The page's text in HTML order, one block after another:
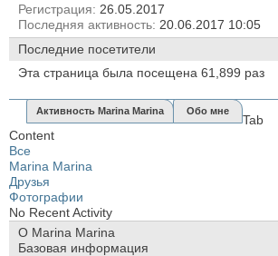
Регистрация
26.05.2017
Последняя активность 20.06.2017 10:05
Последние посетители
Эта страница была посещена 61,899 раз
Активность Marina Marina Обо мне
Tab
Content
Все
Marina Marina
Друзья
Фотографии
No Recent Activity
О Marina Marina
Базовая информация